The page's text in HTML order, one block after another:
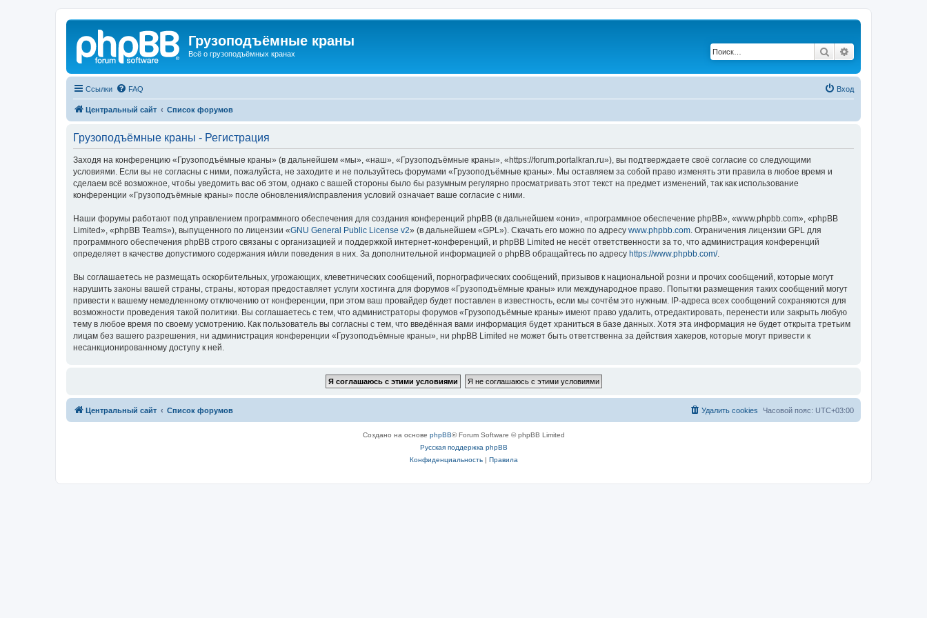
Грузоподъёмные краны
Всё о грузоподъёмных кранах Поиск
Ссылки FAQ Вход
Центральный сайт Список форумов
Грузоподъёмные краны - Регистрация
Заходя на конференцию «Грузоподъёмные краны» (в дальнейшем «мы», «наш», «Грузоподъёмные краны», «https://forum.portalkran.ru»), вы подтверждаете своё согласие со следующими
условиями. Если вы не согласны с ними, пожалуйста, не заходите и не пользуйтесь форумами «Грузоподъёмные краны». Мы оставляем за собой право изменять эти правила в любое время и
сделаем всё возможное, чтобы уведомить вас об этом, однако с вашей стороны было бы разумным регулярно просматривать этот текст на предмет изменений, так как использование
конференции «Грузоподъёмные краны» после обновления/исправления условий означает ваше согласие с ними.
Наши форумы работают под управлением программного обеспечения для создания конференций phpBB (в дальнейшем «они», «программное обеспечение phpBB», «www.phpbb.com», «phpBB
Limited», «phpBB Teams»), выпущенного по лицензии «GNU General Public License v2» (в дальнейшем «GPL»). Скачать его можно по адресу www.phpbb.com . Ограничения лицензии GPL для
программного обеспечения phpBB строго связаны с организацией и поддержкой интернет-конференций, и phpBB Limited не несёт ответственности за то, что администрация конференций
определяет в качестве допустимого содержания и/или поведения в них. За дополнительной информацией о phpBB обращайтесь по адресу https://www.phpbb.com/.
Вы соглашаетесь не размещать оскорбительных, угрожающих, клеветнических сообщений, порнографических сообщений, призывов к национальной розни и прочих сообщений, которые могут
нарушить законы вашей страны, страны, которая предоставляет услуги хостинга для форумов «Грузоподъёмные краны» или международное право. Попытки размещения таких сообщений могут
привести к вашему немедленному отключению от конференции, при этом ваш провайдер будет поставлен в известность, если мы сочтём это нужным. IP-адреса всех сообщений сохраняются для
возможности проведения такой политики. Вы соглашаетесь с тем, что администраторы форумов «Грузоподъёмные краны» имеют право удалить, отредактировать, перенести или закрыть любую
тему в любое время по своему усмотрению. Как пользователь вы согласны с тем, что введённая вами информация будет храниться в базе данных. Хотя эта информация не будет открыта третьим
лицам без вашего разрешения, ни администрация конференции «Грузоподъёмные краны», ни phpBB Limited не может быть ответственна за действия хакеров, которые могут привести к
несанкционированному доступу к ней.
Центральный сайт Список форумов Часовой пояс: UTC+03:00
Удалить cookies
Создано на основе phpBB® Forum Software © phpBB Limited
Русская поддержка phpBB
Конфиденциальность| Правила